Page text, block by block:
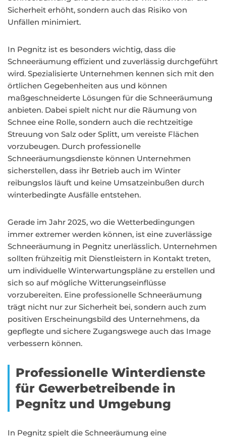
Sicherheit erhöht, sondern auch das Risiko von
Unfällen minimiert.
In Pegnitz ist es besonders wichtig, dass die
Schneeräumung effizient und zuverlässig durchgeführt
wird. Spezialisierte Unternehmen kennen sich mit den
örtlichen Gegebenheiten aus und können
maßgeschneiderte Lösungen für die Schneeräumung
anbieten. Dabei spielt nicht nur die Räumung von
Schnee eine Rolle, sondern auch die rechtzeitige
Streuung von Salz oder Splitt, um vereiste Flächen
vorzubeugen. Durch professionelle
Schneeräumungsdienste können Unternehmen
sicherstellen, dass ihr Betrieb auch im Winter
reibungslos läuft und keine Umsatzeinbußen durch
winterbedingte Ausfälle entstehen.
Gerade im Jahr 2025, wo die Wetterbedingungen
immer extremer werden können, ist eine zuverlässige
Schneeräumung in Pegnitz unerlässlich. Unternehmen
sollten frühzeitig mit Dienstleistern in Kontakt treten,
um individuelle Winterwartungspläne zu erstellen und
sich so auf mögliche Witterungseinflüsse
vorzubereiten. Eine professionelle Schneeräumung
trägt nicht nur zur Sicherheit bei, sondern auch zum
positiven Erscheinungsbild des Unternehmens, da
gepflegte und sichere Zugangswege auch das Image
verbessern können.
Professionelle Winterdienste
für Gewerbetreibende in
Pegnitz und Umgebung
In Pegnitz spielt die Schneeräumung eine